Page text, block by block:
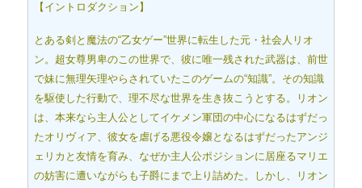
【イントロダクション】
とある剣と魔法の“乙女ゲー”世界に転生した元・社会人リオ
ン。超女尊男卑のこの世界で、彼に唯一残された武器は、前世
で妹に無理矢理やらされていたこのゲームの“知識”。その知識
を駆使した行動で、理不尽な世界を生き抜こうとする。リオン
は、本来なら主人公としてイケメン軍団の中心になるはずだっ
たオリヴィア、彼女を虐げる悪役令嬢となるはずだったアンジ
ェリカと友情を育み、なぜか主人公ポジションに居座るマリエ
の妨害に遭いながらも子爵にまで上り詰めた。しかし、リオン